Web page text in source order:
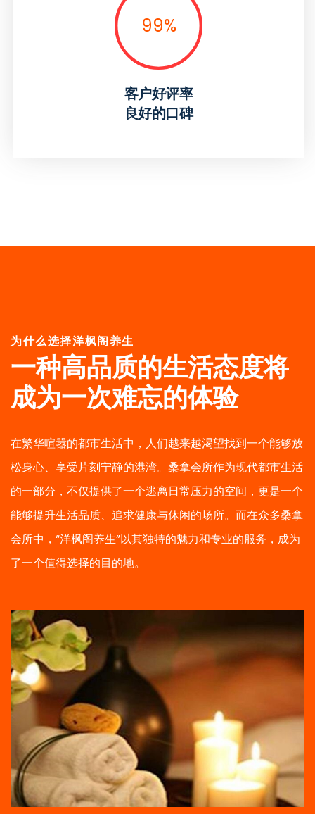
99%
客户好评率
良好的口碑
为什么选择洋枫阁养生
一种高品质的生活态度将
成为一次难忘的体验
在繁华喧嚣的都市生活中，人们越来越渴望找到一个能够放
松身心、享受片刻宁静的港湾。桑拿会所作为现代都市生活
的一部分，不仅提供了一个逃离日常压力的空间，更是一个
能够提升生活品质、追求健康与休闲的场所。而在众多桑拿
会所中，“洋枫阁养生”以其独特的魅力和专业的服务，成为
了一个值得选择的目的地。